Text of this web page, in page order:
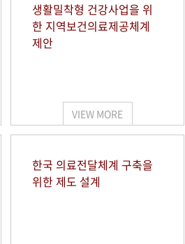
생활밀착형 건강사업을 위
한 지역보건의료제공체계
제안
VIEW MORE
한국 의료전달체계 구축을
위한 제도 설계